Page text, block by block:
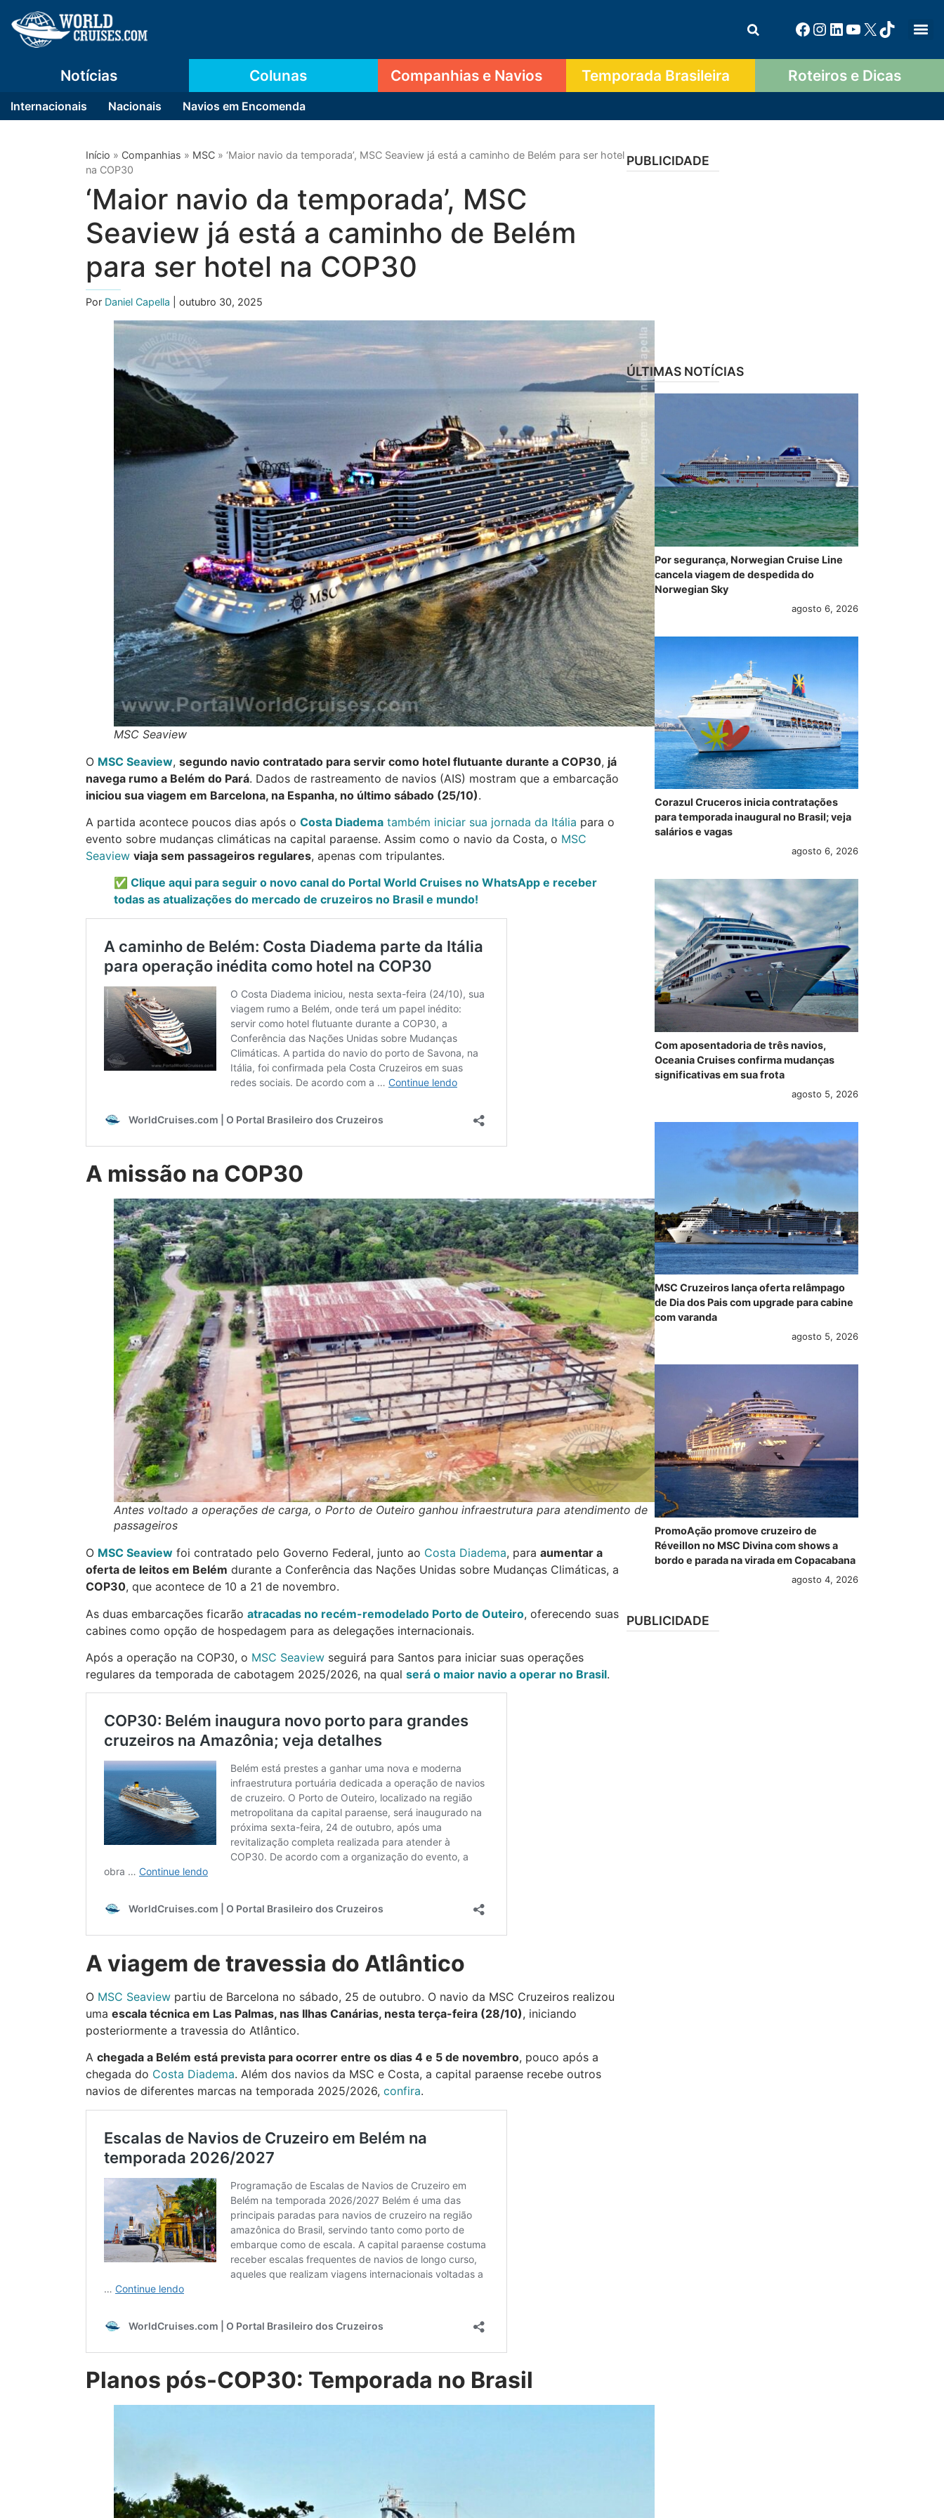
Notícias
Internacionais Nacionais Navios em Encomenda
Colunas Companhias e Navios Temporada Brasileira Roteiros e Dicas
Início » Companhias » MSC » ‘Maior navio da temporada’, MSC Seaview já está a caminho de Belém para ser hotel
na COP30
‘Maior navio da temporada’, MSC
Seaview já está a caminho de Belém
para ser hotel na COP30
Por Daniel Capella | outubro 30, 2025
MSC Seaview
O MSC Seaview, segundo navio contratado para servir como hotel flutuante durante a COP30, já
navega rumo a Belém do Pará. Dados de rastreamento de navios (AIS) mostram que a embarcação
iniciou sua viagem em Barcelona, na Espanha, no último sábado (25/10).
A partida acontece poucos dias após o Costa Diadema também iniciar sua jornada da Itália para o
evento sobre mudanças climáticas na capital paraense. Assim como o navio da Costa, o MSC
Seaview viaja sem passageiros regulares, apenas com tripulantes.
✅ Clique aqui para seguir o novo canal do Portal World Cruises no WhatsApp e receber
todas as atualizações do mercado de cruzeiros no Brasil e mundo!
A missão na COP30
Antes voltado a operações de carga, o Porto de Outeiro ganhou infraestrutura para atendimento de
passageiros
O MSC Seaview foi contratado pelo Governo Federal, junto ao Costa Diadema, para aumentar a
oferta de leitos em Belém durante a Conferência das Nações Unidas sobre Mudanças Climáticas, a
COP30, que acontece de 10 a 21 de novembro.
As duas embarcações ficarão atracadas no recém-remodelado Porto de Outeiro, oferecendo suas
cabines como opção de hospedagem para as delegações internacionais.
Após a operação na COP30, o MSC Seaview seguirá para Santos para iniciar suas operações
regulares da temporada de cabotagem 2025/2026, na qual será o maior navio a operar no Brasil.
A viagem de travessia do Atlântico
O MSC Seaview partiu de Barcelona no sábado, 25 de outubro. O navio da MSC Cruzeiros realizou
uma escala técnica em Las Palmas, nas Ilhas Canárias, nesta terça-feira (28/10), iniciando
posteriormente a travessia do Atlântico.
A chegada a Belém está prevista para ocorrer entre os dias 4 e 5 de novembro, pouco após a
chegada do Costa Diadema. Além dos navios da MSC e Costa, a capital paraense recebe outros
navios de diferentes marcas na temporada 2025/2026, confira.
Planos pós-COP30: Temporada no Brasil
PUBLICIDADE
ÚLTIMAS NOTÍCIAS
Por segurança, Norwegian Cruise Line
cancela viagem de despedida do
Norwegian Sky
agosto 6, 2026
Corazul Cruceros inicia contratações
para temporada inaugural no Brasil; veja
salários e vagas
agosto 6, 2026
Com aposentadoria de três navios,
Oceania Cruises confirma mudanças
significativas em sua frota
agosto 5, 2026
MSC Cruzeiros lança oferta relâmpago
de Dia dos Pais com upgrade para cabine
com varanda
agosto 5, 2026
PromoAção promove cruzeiro de
Réveillon no MSC Divina com shows a
bordo e parada na virada em Copacabana
agosto 4, 2026
PUBLICIDADE